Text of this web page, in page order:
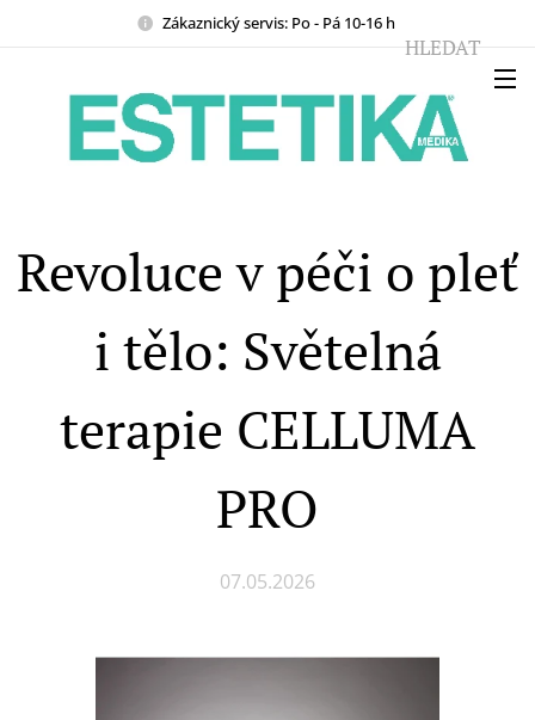
Zákaznický servis: Po - Pá 10-16 h
HLEDAT
Revoluce v péči o pleť
i tělo: Světelná
terapie CELLUMA
PRO
07.05.2026